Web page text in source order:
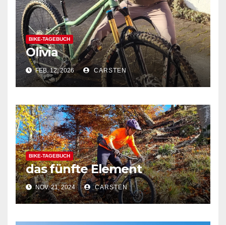
BIKE-TAGEBUCH
Olivia
FEB. 12, 2026 CARSTEN
BIKE-TAGEBUCH
das fünfte Element
NOV. 21, 2024 CARSTEN